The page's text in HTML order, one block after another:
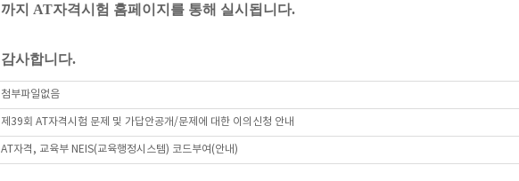
까지 AT자격시험 홈페이지를 통해 실시됩니다.
감사합니다.
첨부파일없음
제39회 AT자격시험 문제 및 가답안공개/문제에 대한 이의신청 안내
AT자격, 교육부 NEIS(교육행정시스템) 코드부여(안내)